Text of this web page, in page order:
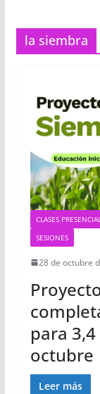
la siembra
CLASES
SESIONES
28 de octubre
para
octubre
Leer más